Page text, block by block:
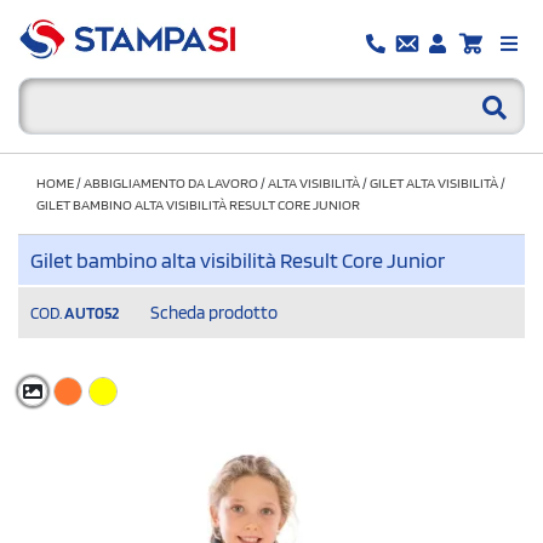
HOME/ABBIGLIAMENTO DA LAVORO/ALTA VISIBILITÀ/GILET ALTA VISIBILITÀ/
GILET BAMBINO ALTA VISIBILITÀ RESULT CORE JUNIOR
Gilet bambino alta visibilità Result Core Junior
COD. AUT052 Scheda prodotto